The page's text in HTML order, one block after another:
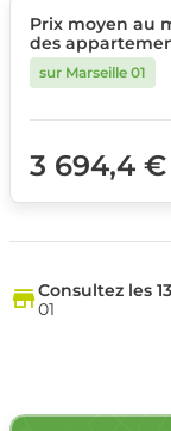
Prix moyen au
des
sur Marseille 01
3 694,4 €
Consultez les
01